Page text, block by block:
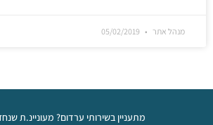
מנהל אתר 05/02/2019
מתעניין בשירותי ערדום? מעוניינ.ת שנחזור